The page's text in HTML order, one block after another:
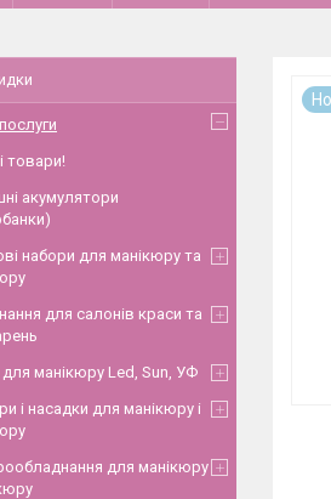
товари!
акумулятори
набори для манікюру та
для салонів краси та
манікюру Led, Sun, УФ
і насадки для манікюру і
для манікюру